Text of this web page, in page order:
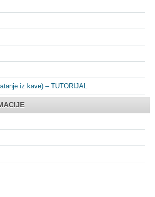
iz kave) – TUTORIJAL